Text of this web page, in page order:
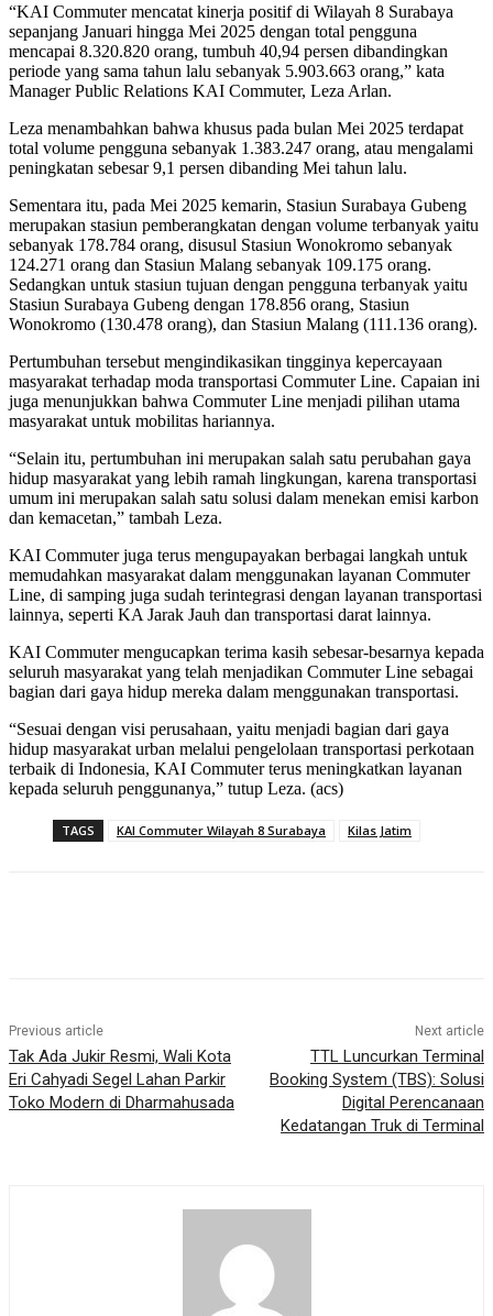
“KAI Commuter mencatat kinerja positif di Wilayah 8 Surabaya
sepanjang Januari hingga Mei 2025 dengan total pengguna
mencapai 8.320.820 orang, tumbuh 40,94 persen dibandingkan
periode yang sama tahun lalu sebanyak 5.903.663 orang,” kata
Manager Public Relations KAI Commuter, Leza Arlan.
Leza menambahkan bahwa khusus pada bulan Mei 2025 terdapat
total volume pengguna sebanyak 1.383.247 orang, atau mengalami
peningkatan sebesar 9,1 persen dibanding Mei tahun lalu.
Sementara itu, pada Mei 2025 kemarin, Stasiun Surabaya Gubeng
merupakan stasiun pemberangkatan dengan volume terbanyak yaitu
sebanyak 178.784 orang, disusul Stasiun Wonokromo sebanyak
124.271 orang dan Stasiun Malang sebanyak 109.175 orang.
Sedangkan untuk stasiun tujuan dengan pengguna terbanyak yaitu
Stasiun Surabaya Gubeng dengan 178.856 orang, Stasiun
Wonokromo (130.478 orang), dan Stasiun Malang (111.136 orang).
Pertumbuhan tersebut mengindikasikan tingginya kepercayaan
masyarakat terhadap moda transportasi Commuter Line. Capaian ini
juga menunjukkan bahwa Commuter Line menjadi pilihan utama
masyarakat untuk mobilitas hariannya.
“Selain itu, pertumbuhan ini merupakan salah satu perubahan gaya
hidup masyarakat yang lebih ramah lingkungan, karena transportasi
umum ini merupakan salah satu solusi dalam menekan emisi karbon
dan kemacetan,” tambah Leza.
KAI Commuter juga terus mengupayakan berbagai langkah untuk
memudahkan masyarakat dalam menggunakan layanan Commuter
Line, di samping juga sudah terintegrasi dengan layanan transportasi
lainnya, seperti KA Jarak Jauh dan transportasi darat lainnya.
KAI Commuter mengucapkan terima kasih sebesar-besarnya kepada
seluruh masyarakat yang telah menjadikan Commuter Line sebagai
bagian dari gaya hidup mereka dalam menggunakan transportasi.
“Sesuai dengan visi perusahaan, yaitu menjadi bagian dari gaya
hidup masyarakat urban melalui pengelolaan transportasi perkotaan
terbaik di Indonesia, KAI Commuter terus meningkatkan layanan
kepada seluruh penggunanya,” tutup Leza. (acs)
TAGS KAI Commuter Wilayah 8 Surabaya Kilas Jatim
Previous article
Tak Ada Jukir Resmi, Wali Kota
Eri Cahyadi Segel Lahan Parkir
Toko Modern di Dharmahusada
Next article
TTL Luncurkan Terminal
Booking System (TBS): Solusi
Digital Perencanaan
Kedatangan Truk di Terminal